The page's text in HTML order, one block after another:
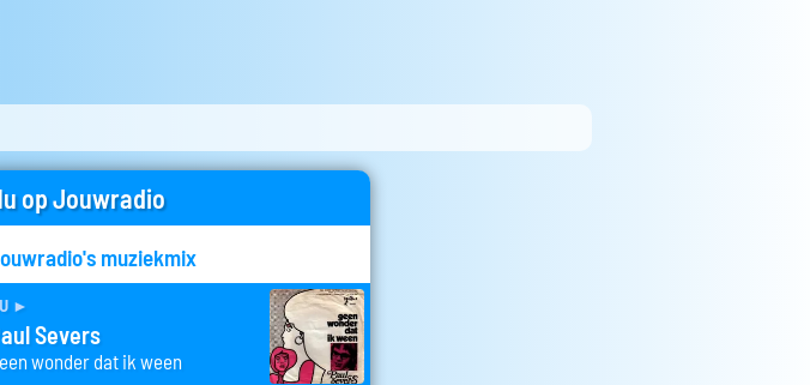
op Jouwradio
muziekmix
►
Severs
wonder dat ik ween